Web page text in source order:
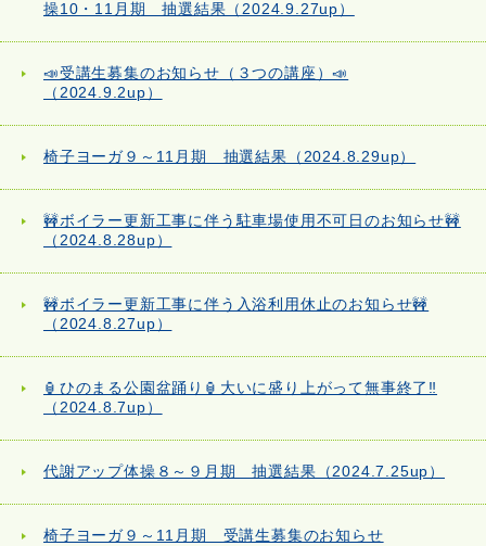
操10・11月期 抽選結果（2024.9.27up）
📣受講生募集のお知らせ（３つの講座）📣
（2024.9.2up）
椅子ヨーガ９～11月期 抽選結果（2024.8.29up）
🚧ボイラー更新工事に伴う駐車場使用不可日のお知らせ🚧
（2024.8.28up）
🚧ボイラー更新工事に伴う入浴利用休止のお知らせ🚧
（2024.8.27up）
🏮ひのまる公園盆踊り🏮大いに盛り上がって無事終了‼
（2024.8.7up）
代謝アップ体操８～９月期 抽選結果（2024.7.25up）
椅子ヨーガ９～11月期 受講生募集のお知らせ